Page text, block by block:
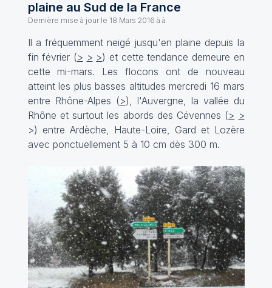
plaine au Sud de la France
Dernière mise à jour le 18 Mars 2016 à à
Il a fréquemment neigé jusqu'en plaine depuis la
fin février (> > >) et cette tendance demeure en
cette mi-mars. Les flocons ont de nouveau
atteint les plus basses altitudes mercredi 16 mars
entre Rhône-Alpes (>), l'Auvergne, la vallée du
Rhône et surtout les abords des Cévennes (> >
>) entre Ardèche, Haute-Loire, Gard et Lozère
avec ponctuellement 5 à 10 cm dès 300 m.